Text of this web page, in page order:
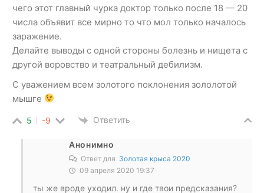
чего этот главный чурка доктор только после 18 — 20
числа объявит все мирно то что мол только началось
заражение.
Делайте выводы с одной стороны болезнь и нищета с
другой воровство и театральный дебилизм.
С уважением всем золотого поклонения зололотой
мышге
5 -9 Ответить
Анонимно
Ответ для Золотая крыса 2020
09 апреля 2020 19:37
ты же вроде уходил. ну и где твои предсказания?